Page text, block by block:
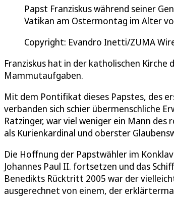
Papst Franziskus während seiner
Vatikan am Ostermontag im Alter
Copyright: Evandro Inetti/ZUMA
Franziskus hat in der katholischen
Mammutaufgaben.
Mit dem Pontifikat dieses Papstes, des
verbanden sich schier übermenschliche
Ratzinger, war viel weniger ein Mann
als Kurienkardinal und oberster
Die Hoffnung der Papstwähler im
Johannes Paul II. fortsetzen und das
Benedikts Rücktritt 2005 war der
ausgerechnet von einem, der